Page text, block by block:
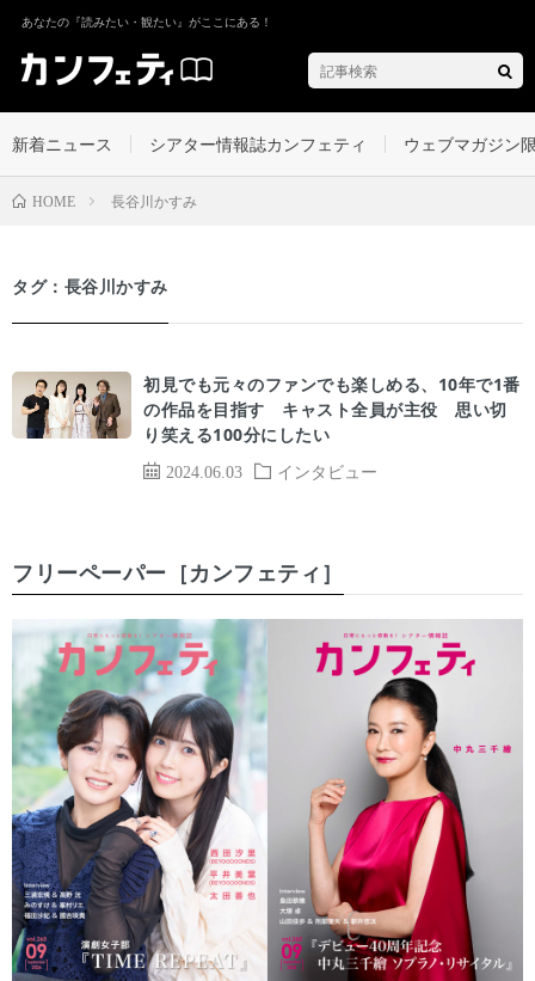
あなたの『読みたい・観たい』がここにある！
新着ニュース シアター情報誌カンフェティ ウェブマガジン
HOME 長谷川かすみ
タグ：長谷川かすみ
2024.06.03 インタビュー
初見でも元々のファンでも楽しめる、10年で1番
の作品を目指す キャスト全員が主役 思い切
り笑える100分にしたい
フリーペーパー［カンフェティ］